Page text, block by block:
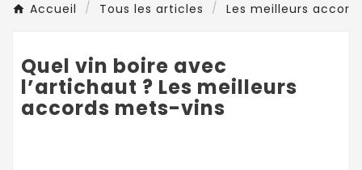
Accueil Tous les articles Les meilleurs
Quel vin boire avec
l’artichaut ? Les meilleurs
accords mets-vins